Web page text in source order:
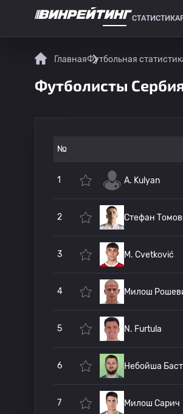
СТАТИСТИКА
ГлавнаяФутбольная
Футболисты
№
1 A. Kulyan
2 Стефан
3 M. Cvetković
4 Милош
5 N. Furtula
6 Небойша
7 Милош Сарич